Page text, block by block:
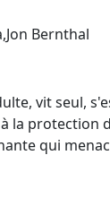
Bernthal
vit seul,
la protection
qui